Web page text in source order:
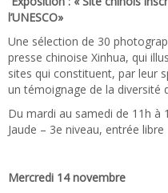
l’UNESCO»
Une sélection de 30
presse chinoise Xinhua, qui
sites qui constituent, par leur
un témoignage de la diversité
Du mardi au samedi de 11h à
Jaude – 3e niveau, entrée libre
Mercredi 14 novembre